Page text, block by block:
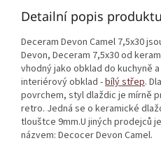
Detailní popis produktu
Deceram Devon Camel 7,5x30
Devon, Deceram 7,5x30 od
vhodný jako obklad do kuchyně
interiérový obklad -bílý střep.
povrchem, styl dlaždic je mírně
retro. Jedná se o keramické
tlouštce 9mm.U jiných prodejců
názvem: Decocer Devon Camel.